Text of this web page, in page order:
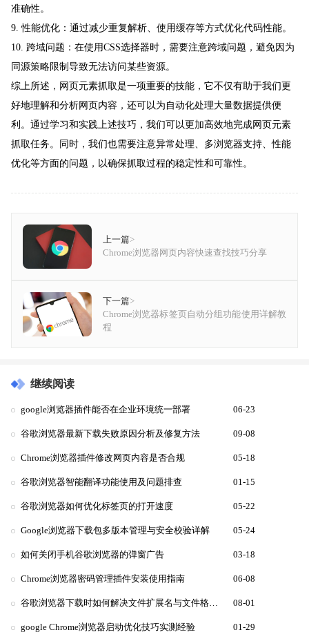
准确性。
9. 性能优化：通过减少重复解析、使用缓存等方式优化代码性能。
10. 跨域问题：在使用CSS选择器时，需要注意跨域问题，避免因为
同源策略限制导致无法访问某些资源。
综上所述，网页元素抓取是一项重要的技能，它不仅有助于我们更
好地理解和分析网页内容，还可以为自动化处理大量数据提供便
利。通过学习和实践上述技巧，我们可以更加高效地完成网页元素
抓取任务。同时，我们也需要注意异常处理、多浏览器支持、性能
优化等方面的问题，以确保抓取过程的稳定性和可靠性。
上一篇>
Chrome浏览器网页内容快速查找技巧分享
下一篇>
Chrome浏览器标签页自动分组功能使用详解教
程
继续阅读
google浏览器插件能否在企业环境统一部署 06-23
谷歌浏览器最新下载失败原因分析及修复方法 09-08
Chrome浏览器插件修改网页内容是否合规 05-18
谷歌浏览器智能翻译功能使用及问题排查 01-15
谷歌浏览器如何优化标签页的打开速度 05-22
Google浏览器下载包多版本管理与安全校验详解 05-24
如何关闭手机谷歌浏览器的弹窗广告 03-18
Chrome浏览器密码管理插件安装使用指南 06-08
谷歌浏览器下载时如何解决文件扩展名与文件格式不匹配的情况 08-01
google Chrome浏览器启动优化技巧实测经验 01-29